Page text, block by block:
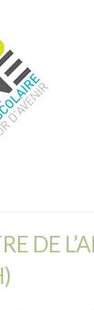
DE